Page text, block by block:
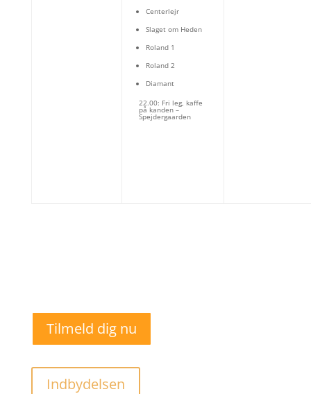
Centerlejr
Slaget om Heden
Roland 1
Roland 2
Diamant
22.00: Fri leg, kaffe
på kanden –
Spejdergaarden
Tilmeld dig nu
Indbydelsen